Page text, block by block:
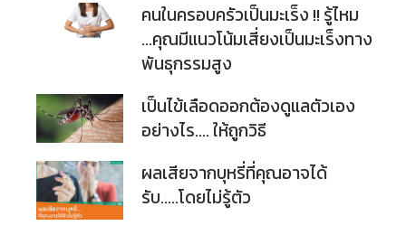
คนในครอบครัวเป็นมะเร็ง !! รู้ไหม
...คุณมีแนวโน้มเสี่ยงเป็นมะเร็งทาง
พันธุกรรมสูง
เป็นไข้เลือดออกต้องดูแลตัวเอง
อย่างไร.... ให้ถูกวิธี
ผลเสียจากบุหรี่ที่คุณอาจได้
รับ.....โดยไม่รู้ตัว